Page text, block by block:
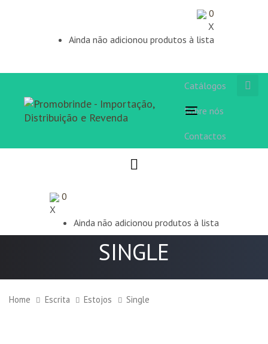
0
X
Ainda não adicionou produtos à lista
Toggle
Catálogos
Sobre nós
Contactos
0
X
Ainda não adicionou produtos à lista
SINGLE
Home Escrita Estojos Single